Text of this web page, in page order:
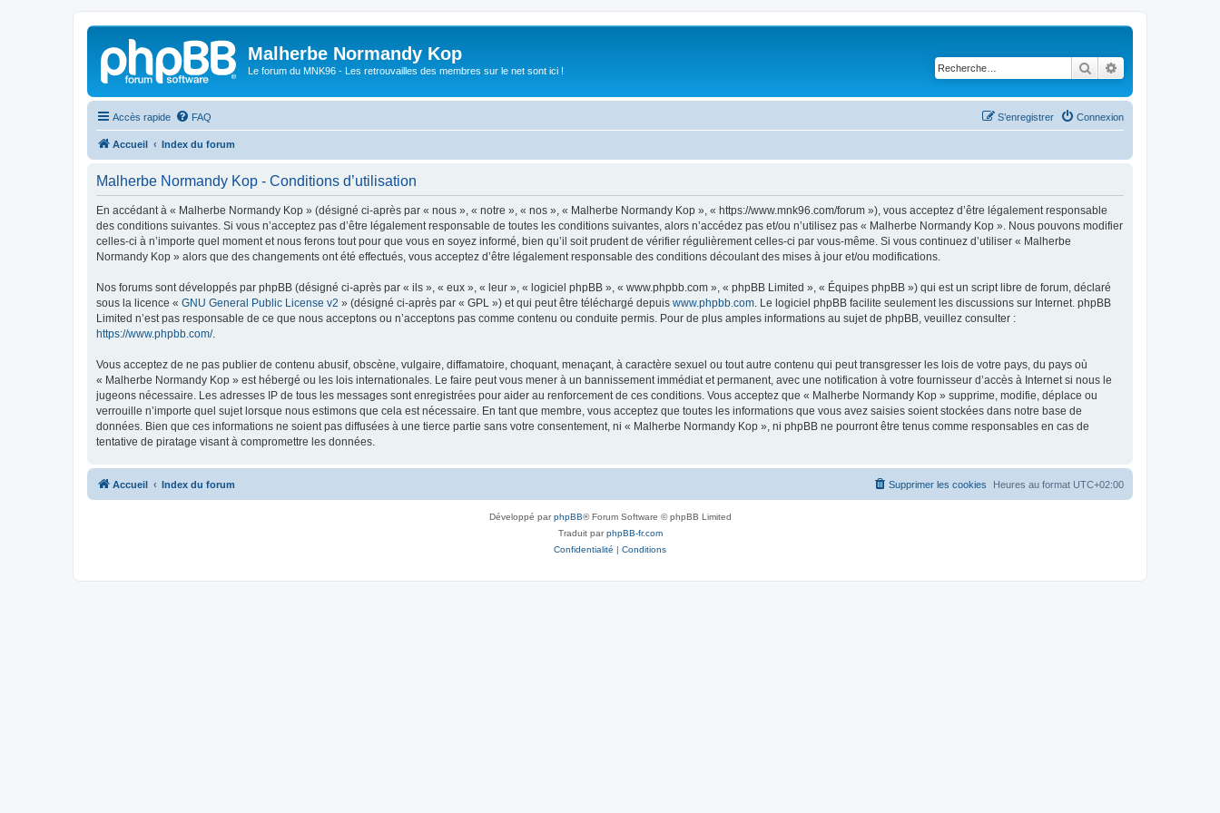
Malherbe Normandy Kop
Le forum du MNK96 - Les retrouvailles des membres sur le net sont ici ! Rechercher
Accès rapide FAQ Connexion
S’enregistrer
Accueil Index du forum
Malherbe Normandy Kop - Conditions d’utilisation
En accédant à « Malherbe Normandy Kop » (désigné ci-après par « nous », « notre », « nos », « Malherbe Normandy Kop », « https://www.mnk96.com/forum »), vous acceptez d’être légalement responsable
des conditions suivantes. Si vous n’acceptez pas d’être légalement responsable de toutes les conditions suivantes, alors n’accédez pas et/ou n’utilisez pas « Malherbe Normandy Kop ». Nous pouvons modifier
celles-ci à n’importe quel moment et nous ferons tout pour que vous en soyez informé, bien qu’il soit prudent de vérifier régulièrement celles-ci par vous-même. Si vous continuez d’utiliser « Malherbe
Normandy Kop » alors que des changements ont été effectués, vous acceptez d’être légalement responsable des conditions découlant des mises à jour et/ou modifications.
Nos forums sont développés par phpBB (désigné ci-après par « ils », « eux », « leur », « logiciel phpBB », « www.phpbb.com », « phpBB Limited », « Équipes phpBB ») qui est un script libre de forum, déclaré
sous la licence « GNU General Public License v2 » (désigné ci-après par « GPL ») et qui peut être téléchargé depuis www.phpbb.com . Le logiciel phpBB facilite seulement les discussions sur Internet. phpBB
Limited n’est pas responsable de ce que nous acceptons ou n’acceptons pas comme contenu ou conduite permis. Pour de plus amples informations au sujet de phpBB, veuillez consulter :
https://www.phpbb.com/.
Vous acceptez de ne pas publier de contenu abusif, obscène, vulgaire, diffamatoire, choquant, menaçant, à caractère sexuel ou tout autre contenu qui peut transgresser les lois de votre pays, du pays où
« Malherbe Normandy Kop » est hébergé ou les lois internationales. Le faire peut vous mener à un bannissement immédiat et permanent, avec une notification à votre fournisseur d’accès à Internet si nous le
jugeons nécessaire. Les adresses IP de tous les messages sont enregistrées pour aider au renforcement de ces conditions. Vous acceptez que « Malherbe Normandy Kop » supprime, modifie, déplace ou
verrouille n’importe quel sujet lorsque nous estimons que cela est nécessaire. En tant que membre, vous acceptez que toutes les informations que vous avez saisies soient stockées dans notre base de
données. Bien que ces informations ne soient pas diffusées à une tierce partie sans votre consentement, ni « Malherbe Normandy Kop », ni phpBB ne pourront être tenus comme responsables en cas de
tentative de piratage visant à compromettre les données.
Accueil Index du forum Heures au format UTC+02:00
Supprimer les cookies
Développé parphpBB® Forum Software © phpBB Limited
Traduit parphpBB-fr.com
Confidentialité | Conditions